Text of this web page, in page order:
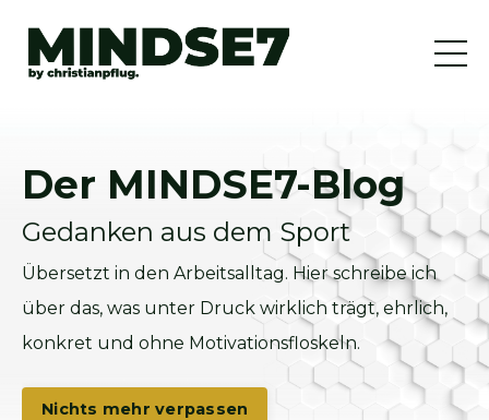
Der MINDSE7-Blog
Gedanken aus dem Sport
Übersetzt in den Arbeitsalltag. Hier schreibe ich
über das, was unter Druck wirklich trägt, ehrlich,
konkret und ohne Motivationsfloskeln.
Nichts mehr verpassen